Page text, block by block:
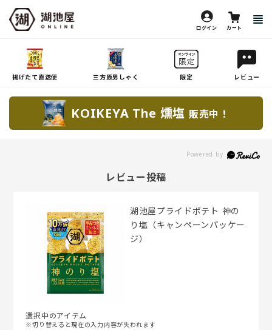
ログイン カート
揚げたて直送便 三方原男しゃく 限定 レビュー
KOIKEYA The 燻塩 販売中！
レビュー投稿
湖池屋プライドポテト 神の
り塩（キャンペーンパッケー
ジ）
選択中のアイテム
※切り替えると現在の入力内容が失われます